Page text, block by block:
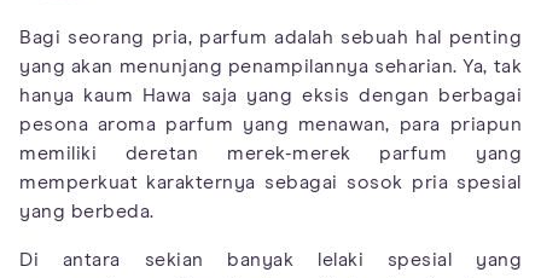
Bagi seorang pria, parfum adalah sebuah hal penting
yang akan menunjang penampilannya seharian. Ya, tak
hanya kaum Hawa saja yang eksis dengan berbagai
pesona aroma parfum yang menawan, para priapun
memiliki deretan merek-merek parfum yang
memperkuat karakternya sebagai sosok pria spesial
yang berbeda.
Di antara sekian banyak lelaki spesial yang